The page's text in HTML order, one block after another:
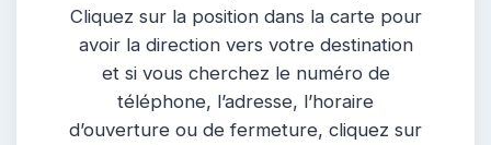
Cliquez sur la position dans la carte pour
avoir la direction vers votre destination
et si vous cherchez le numéro de
téléphone, l’adresse, l’horaire
d’ouverture ou de fermeture, cliquez sur